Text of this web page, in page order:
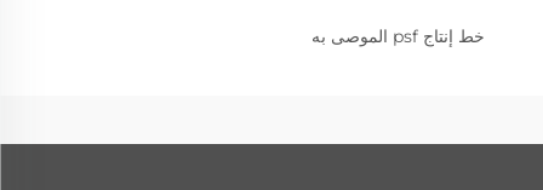
خط إنتاج psf الموصى به